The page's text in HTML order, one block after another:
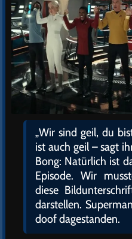
„Wir sind geil, du
ist auch geil – sagt
Bong: Natürlich ist
Episode. Wir
diese
darstellen.
doof dagestanden.